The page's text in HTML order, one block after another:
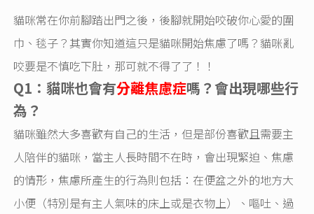
貓咪常在你前腳踏出門之後，後腳就開始咬破你心愛的圍
巾、毯子？其實你知道這只是貓咪開始焦慮了嗎？貓咪亂
咬要是不慎吃下肚，那可就不得了了！！
Q1：貓咪也會有分離焦慮症嗎？會出現哪些行
為？
貓咪雖然大多喜歡有自己的生活，但是部份喜歡且需要主
人陪伴的貓咪，當主人長時間不在時，會出現緊迫、焦慮
的情形，焦慮所產生的行為則包括：在便盆之外的地方大
小便（特別是有主人氣味的床上或是衣物上）、嘔吐、過